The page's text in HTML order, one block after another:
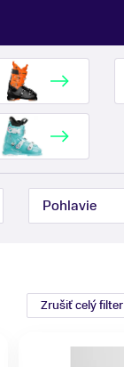
Pohlavie
Zrušiť celý filter